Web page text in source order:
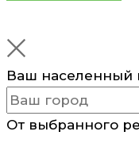
Ваш населенный
От выбранного